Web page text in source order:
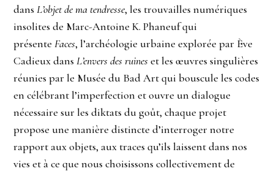
dansL’objet de ma tendresse, les trouvailles numériques
insolites de Marc-Antoine K. Phaneuf qui
présenteFaces, l’archéologie urbaine explorée par Ève
Cadieux dansL’envers des ruines et les œuvres singulières
réunies par le Musée du Bad Art qui bouscule les codes
en célébrant l’imperfection et ouvre un dialogue
nécessaire sur les diktats du goût, chaque projet
propose une manière distincte d’interroger notre
rapport aux objets, aux traces qu’ils laissent dans nos
vies et à ce que nous choisissons collectivement de